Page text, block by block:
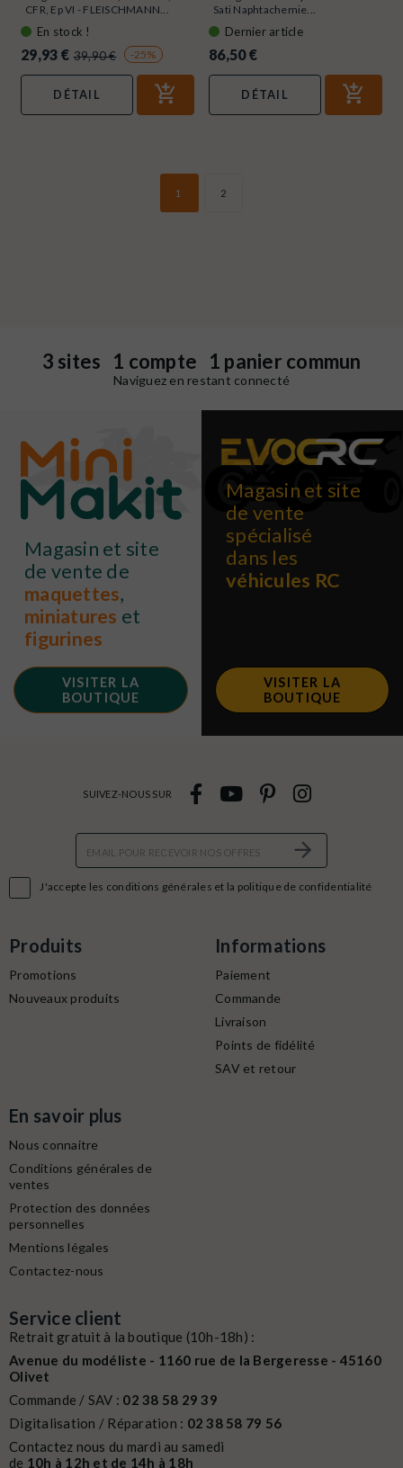
CFR, Ep VI - FLEISCHMANN...
En stock !
29,93 € 39,90 € -25%
DÉTAIL
Sati Naphtachemie...
Dernier article
86,50 €
DÉTAIL
1 2
3 sites 1 compte 1 panier commun
Naviguez en restant connecté
Magasin et site
de vente de
maquettes,
miniatures et
figurines
VISITER LA
BOUTIQUE
Magasin et site
de vente
spécialisé
dans les
véhicules RC
VISITER LA
BOUTIQUE
J'accepte les conditions générales et la politique de confidentialité
SUIVEZ-NOUS SUR
Produits
Promotions
Nouveaux produits
Informations
Paiement
Commande
Livraison
Points de fidélité
SAV et retour
En savoir plus
Nous connaitre
Conditions générales de
ventes
Protection des données
personnelles
Mentions légales
Contactez-nous
Service client
Retrait gratuit à la boutique (10h-18h) :
Avenue du modéliste - 1160 rue de la Bergeresse - 45160
Olivet
Commande / SAV : 02 38 58 29 39
Digitalisation / Réparation : 02 38 58 79 56
Contactez nous du mardi au samedi
de 10h à 12h et de 14h à 18h